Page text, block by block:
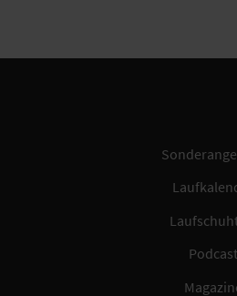
Podcast